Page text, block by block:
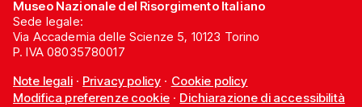
Museo Nazionale del Risorgimento Italiano
Sede legale:
Via Accademia delle Scienze 5, 10123 Torino
P. IVA 08035780017
Note legali· Privacy policy · Cookie policy
Modifica preferenze cookie· Dichiarazione di accessibilità